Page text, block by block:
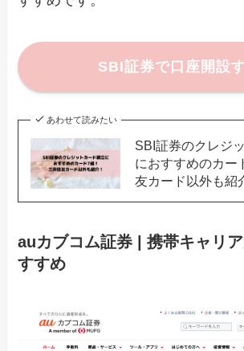
SBI証券で口座開設
あわせて読みたい
SBI証券のクレジ
におすすめのカー
友カード以外も紹
auカブコム証券 | 携帯キャリ
すすめ